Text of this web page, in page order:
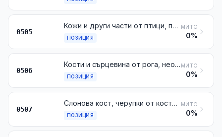
0505
Кожи и други части от птици, покрити с пера или пух, пера и части от пера (дори подкастрени), пух, необработени или само почистени, дезинфекцирани или обработени, с цел да се съхранят; прах и отпадъци от пера или от части от пера
ПОЗИЦИЯ
МИТО
0%
0506
Кости и сърцевина от рога, необработени, обезмаслени, само подготвени (но неизрязани във форми), обработени с киселини или дежелатинирани; прах и отпадъци от тези материали
ПОЗИЦИЯ
МИТО
0%
0507
Слонова кост, черупки от костенурки, балени (включително т.нар. мустаци) на кит или на други морски бозайници, рога, копита, нокти и човки, необработени или само подготвени, но неизрязани във форма; прах и отпадъци от тези материали
ПОЗИЦИЯ
МИТО
0%